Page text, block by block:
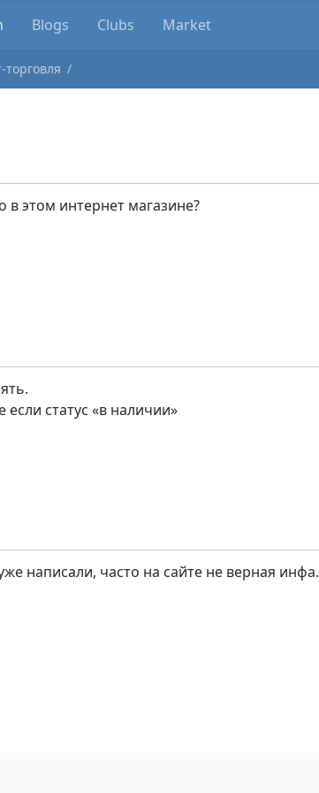
Blogs Clubs Market
этом интернет магазине?
статус «в наличии»
написали, часто на сайте не верная инфа.